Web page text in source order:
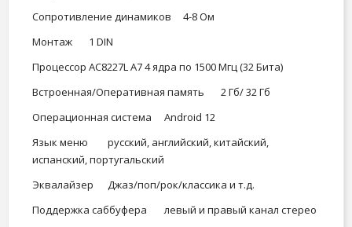
Сопротивление динамиков
4-8 Ом
Монтаж
1 DIN
Процессор АС8227L А7 4 ядра по 1500 Мгц (32 Бита)
Встроенная/Оперативная память
2 Гб/ 32 Гб
Операционная система
Android 12
Язык меню
русский, английский, китайский,
испанский, португальский
Эквалайзер
Джаз/поп/рок/классика и т.д.
Поддержка саббуфера
левый и правый канал стерео